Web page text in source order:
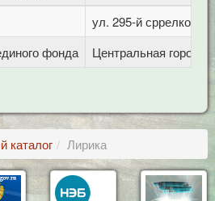
ул. 295-й сррелковой
фонда
Центральная
каталог Лирика